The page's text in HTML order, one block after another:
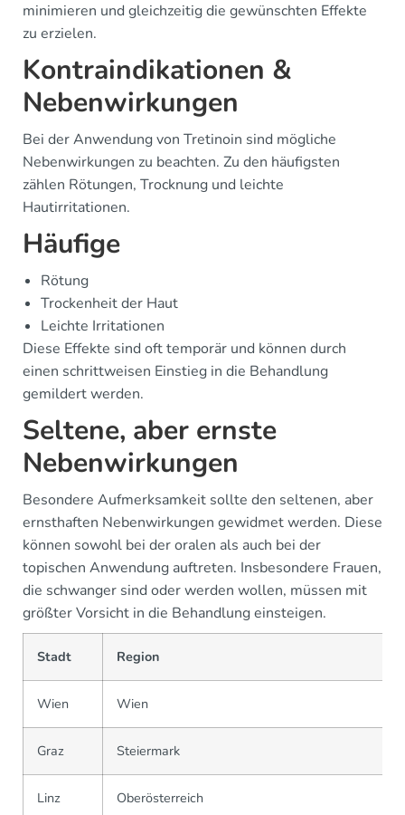
minimieren und gleichzeitig die gewünschten Effekte
zu erzielen.
Kontraindikationen &
Nebenwirkungen
Bei der Anwendung von Tretinoin sind mögliche
Nebenwirkungen zu beachten. Zu den häufigsten
zählen Rötungen, Trocknung und leichte
Hautirritationen.
Häufige
Rötung
Trockenheit der Haut
Leichte Irritationen
Diese Effekte sind oft temporär und können durch
einen schrittweisen Einstieg in die Behandlung
gemildert werden.
Seltene, aber ernste
Nebenwirkungen
Besondere Aufmerksamkeit sollte den seltenen, aber
ernsthaften Nebenwirkungen gewidmet werden. Diese
können sowohl bei der oralen als auch bei der
topischen Anwendung auftreten. Insbesondere Frauen,
die schwanger sind oder werden wollen, müssen mit
größter Vorsicht in die Behandlung einsteigen.
Stadt Region
Wien Wien
Graz Steiermark
Linz Oberösterreich